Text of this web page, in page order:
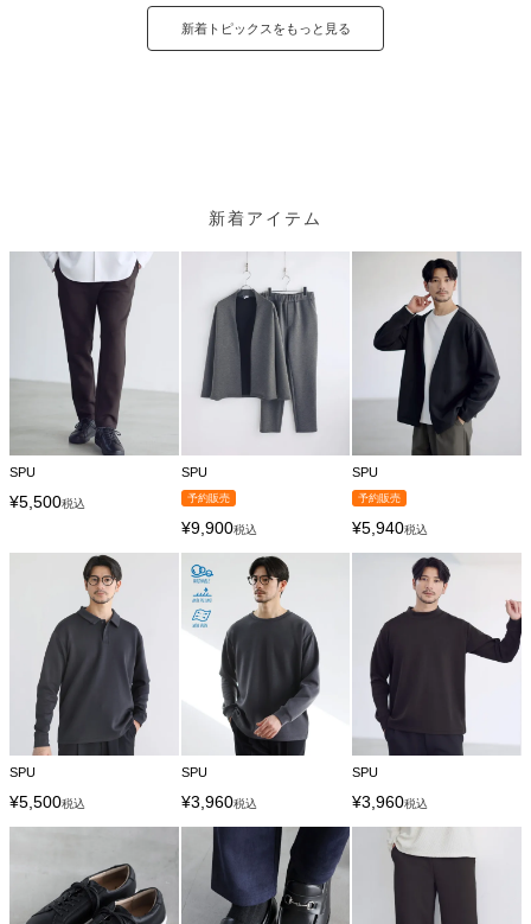
新着トピックスをもっと見る
新着アイテム
SPU
¥5,500税込
SPU
予約販売
¥9,900税込
SPU
予約販売
¥5,940税込
SPU
¥5,500税込
SPU
¥3,960税込
SPU
¥3,960税込